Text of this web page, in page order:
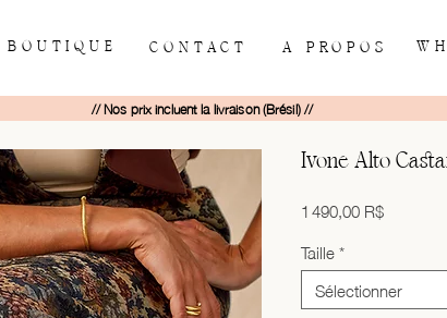
BOUTIQUE CONTACT À PROPOS
// Nos prix incluent la livraison (Brésil) //
Ivone Alto
1 490,00 R$Prix
Taille*
Sélectionner